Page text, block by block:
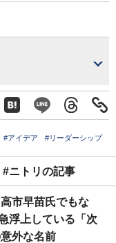
#アイデア #リーダーシップ
#ニトリの記事
市早苗氏でもな
浮上している「次
外な名前